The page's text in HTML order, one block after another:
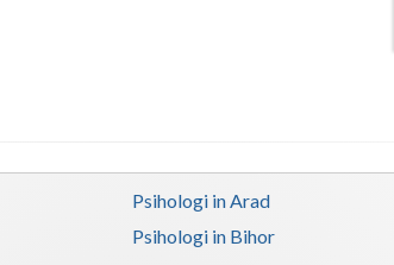
Psihologi in Arad
Psihologi in Bihor